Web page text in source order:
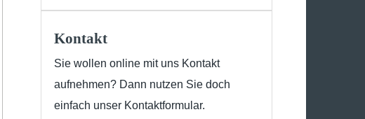
Kontakt
Sie wollen online mit uns Kontakt
aufnehmen? Dann nutzen Sie doch
einfach unser Kontaktformular.